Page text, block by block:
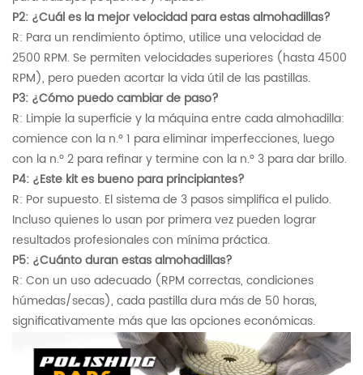
P2: ¿Cuál es la mejor velocidad para estas almohadillas?
R: Para un rendimiento óptimo, utilice una velocidad de
2500 RPM. Se permiten velocidades superiores (hasta 4500
RPM), pero pueden acortar la vida útil de las pastillas.
P3: ¿Cómo puedo cambiar de paso?
R: Limpie la superficie y la máquina entre cada almohadilla:
comience con la n.° 1 para eliminar imperfecciones, luego
con la n.° 2 para refinar y termine con la n.° 3 para dar brillo.
P4: ¿Este kit es bueno para principiantes?
R: Por supuesto. El sistema de 3 pasos simplifica el pulido.
Incluso quienes lo usan por primera vez pueden lograr
resultados profesionales con mínima práctica.
P5: ¿Cuánto duran estas almohadillas?
R: Con un uso adecuado (RPM correctas, condiciones
húmedas/secas), cada pastilla dura más de 50 horas,
significativamente más que las opciones económicas.